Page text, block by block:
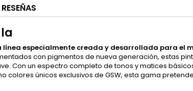
RESEÑAS
línea especialmente creada y desarrollada para el
con pigmentos de nueva generación, estas
Con un espectro completo de tonos y matices
colores únicos exclusivos de GSW, esta gama